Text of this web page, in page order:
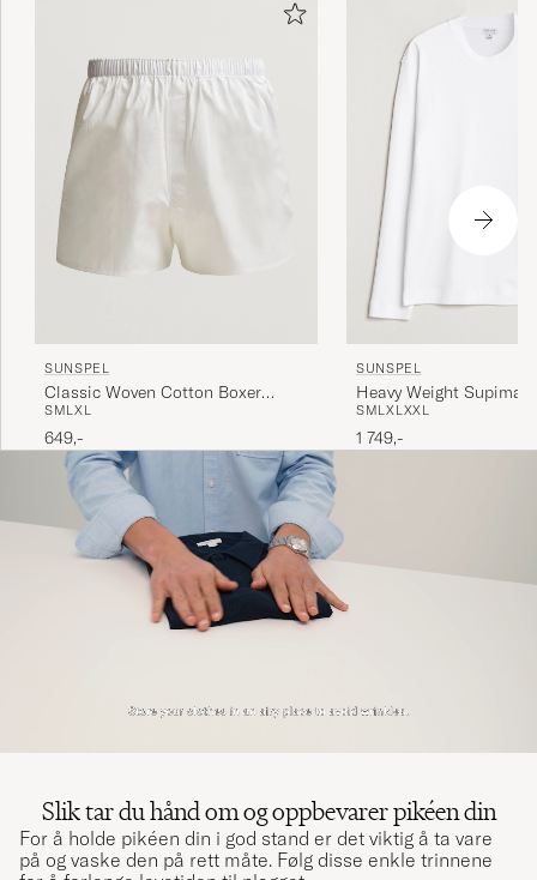
SUNSPEL
Classic Woven Cotton Boxer
Shorts White
SMLXL
649,-
SUNSPEL
Heavy Weight Supima
Long Sleeve T-Shirt
SMLXLXXL
1 749,-
Slik tar du hånd om og oppbevarer pikéen din
For å holde pikéen din i god stand er det viktig å ta vare
på og vaske den på rett måte. Følg disse enkle trinnene